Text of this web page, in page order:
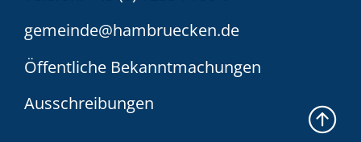
gemeinde@hambruecken.de
Öffentliche Bekanntmachungen
Ausschreibungen